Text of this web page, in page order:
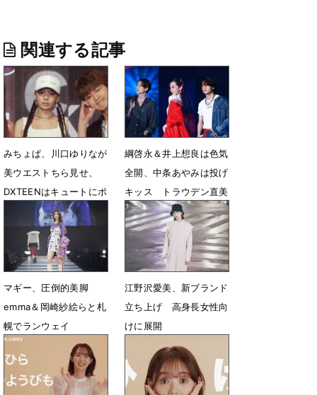
関連する記事
みちょぱ、川口ゆりなが
美ウエストちら見せ、
DXTEENはキュートにポ
5月13日 15時42分
綱啓永＆井上想良は色気
全開、中条あやみは投げ
キッス トラウデン直美
や茅島みずきは美くび
れ 香川沙耶は圧倒的美
1月15日 14時17分
マギー、圧倒的美脚
emma＆岡崎紗絵らと札
幌でランウェイ
10月31日 10時32分
江野沢愛美、新ブランド
立ち上げ 高身長女性向
けに展開
6月22日 09時39分